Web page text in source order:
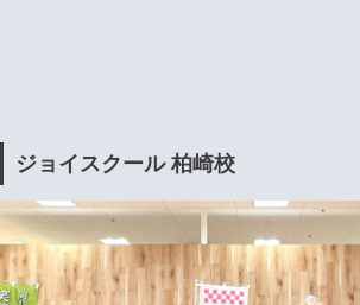
ジョイスクール 柏崎校